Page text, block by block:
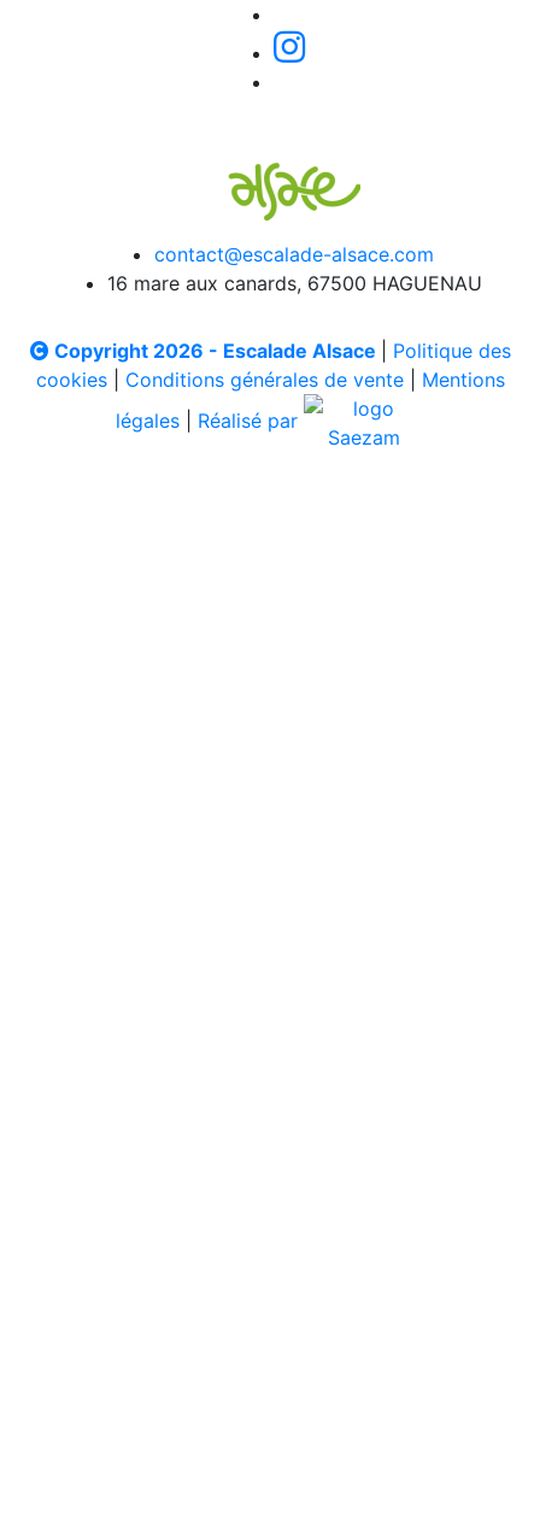
contact@escalade-alsace.com
16 mare aux canards, 67500 HAGUENAU
Copyright 2026 - Escalade Alsace
Politique des
cookies| Conditions générales de vente| Mentions
légales
Réalisé par